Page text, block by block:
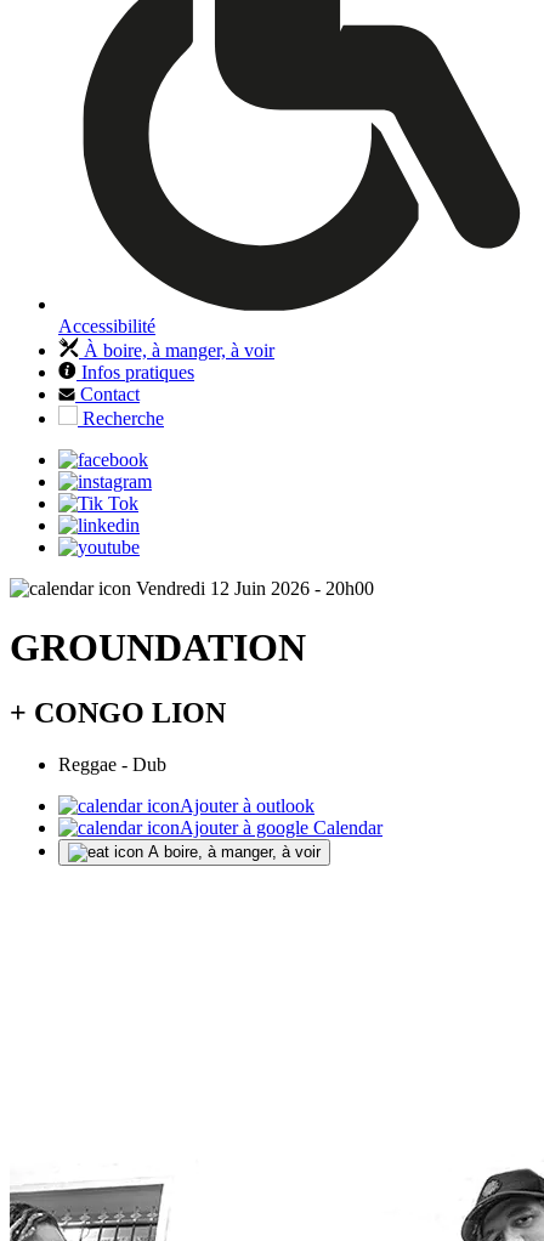
Accessibilité
À boire, à manger, à voir
Infos pratiques
Contact
Recherche
Vendredi 12 Juin 2026 - 20h00
GROUNDATION
+ CONGO LION
Reggae - Dub
Ajouter à outlook
Ajouter à google Calendar
A boire, à manger, à voir